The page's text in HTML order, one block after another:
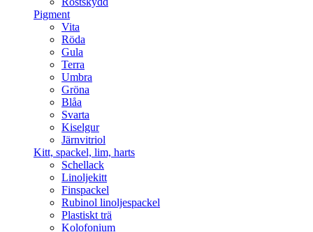
Pigment
Vita
Röda
Gula
Terra
Umbra
Gröna
Blåa
Svarta
Kiselgur
Järnvitriol
Kitt, spackel, lim, harts
Schellack
Linoljekitt
Finspackel
Rubinol linoljespackel
Plastiskt trä
Kolofonium